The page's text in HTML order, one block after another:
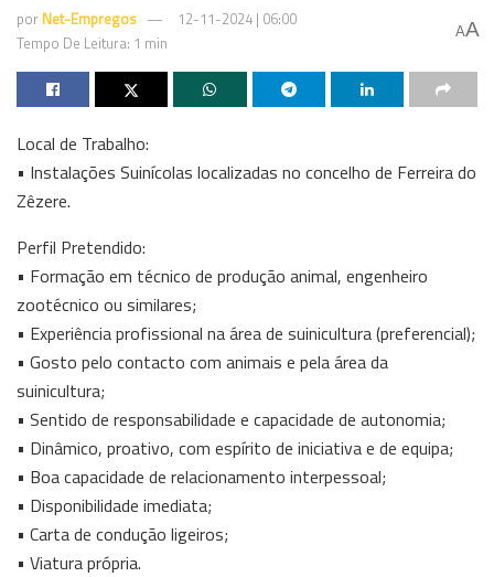
por Net-Empregos
12-11-2024 | 06:00
Tempo De Leitura: 1 min
AA
Local de Trabalho:
• Instalações Suinícolas localizadas no concelho de Ferreira do
Zêzere.
Perfil Pretendido:
• Formação em técnico de produção animal, engenheiro
zootécnico ou similares;
• Experiência profissional na área de suinicultura (preferencial);
• Gosto pelo contacto com animais e pela área da
suinicultura;
• Sentido de responsabilidade e capacidade de autonomia;
• Dinâmico, proativo, com espírito de iniciativa e de equipa;
• Boa capacidade de relacionamento interpessoal;
• Disponibilidade imediata;
• Carta de condução ligeiros;
• Viatura própria.